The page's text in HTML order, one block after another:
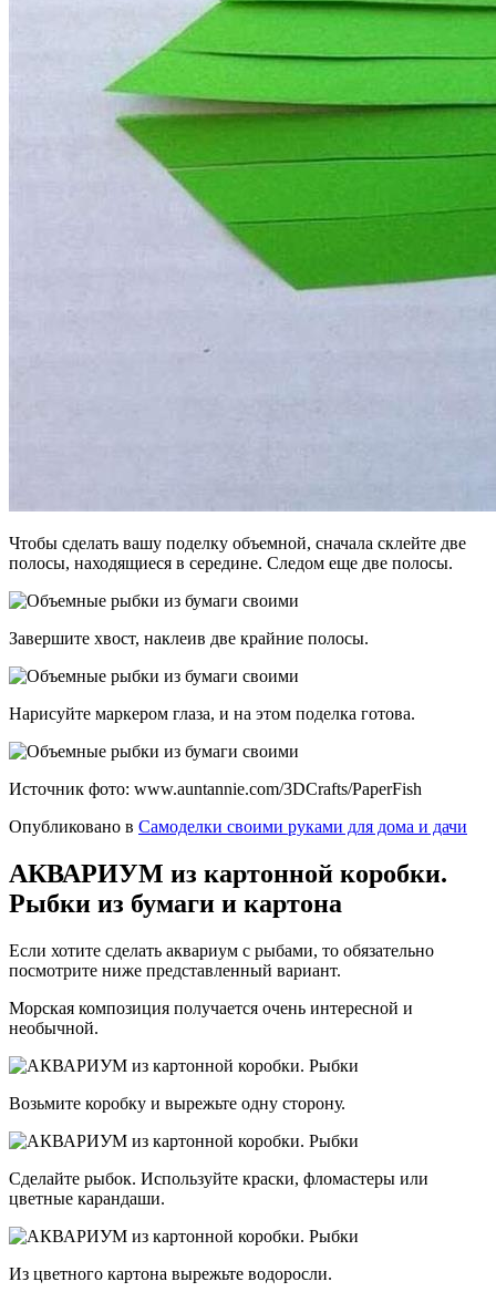
Чтобы сделать вашу поделку объемной, сначала склейте две
полосы, находящиеся в середине. Следом еще две полосы.
Завершите хвост, наклеив две крайние полосы.
Нарисуйте маркером глаза, и на этом поделка готова.
Источник фото: www.auntannie.com/3DCrafts/PaperFish
Опубликовано в Самоделки своими руками для дома и дачи
АКВАРИУМ из картонной коробки.
Рыбки из бумаги и картона
Если хотите сделать аквариум с рыбами, то обязательно
посмотрите ниже представленный вариант.
Морская композиция получается очень интересной и
необычной.
Возьмите коробку и вырежьте одну сторону.
Сделайте рыбок. Используйте краски, фломастеры или
цветные карандаши.
Из цветного картона вырежьте водоросли.